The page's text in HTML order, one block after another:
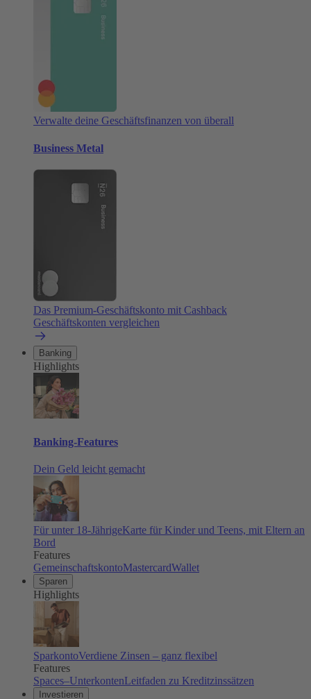
Verwalte deine Geschäftsfinanzen von überall
Business Metal
Das Premium-Geschäftskonto mit Cashback
Geschäftskonten vergleichen
Banking
Highlights
Banking-Features
Dein Geld leicht gemacht
Für unter 18-JährigeKarte für Kinder und Teens, mit Eltern an
Bord
Features
GemeinschaftskontoMastercardWallet
Sparen
Highlights
SparkontoVerdiene Zinsen – ganz flexibel
Features
Spaces–UnterkontenLeitfaden zu Kreditzinssätzen
Investieren